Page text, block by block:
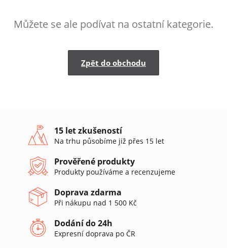
Můžete se ale podívat na ostatní kategorie.
Zpět do obchodu
15 let zkušeností
Na trhu působíme již přes 15 let
Prověřené produkty
Produkty používáme a recenzujeme
Doprava zdarma
Při nákupu nad 1 500 Kč
Dodání do 24h
Expresní doprava po ČR